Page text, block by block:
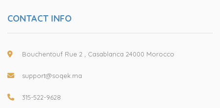
CONTACT INFO
Bouchentouf Rue 2 , Casablanca 24000 Morocco
support@soqek.ma
315-522-9628